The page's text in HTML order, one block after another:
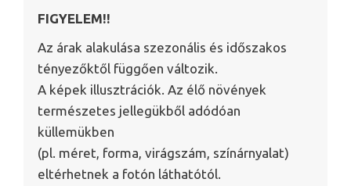
FIGYELEM!!
Az árak alakulása szezonális és időszakos
tényezőktől függően változik.
A képek illusztrációk. Az élő növények
természetes jellegükből adódóan
küllemükben
(pl. méret, forma, virágszám, színárnyalat)
eltérhetnek a fotón láthatótól.